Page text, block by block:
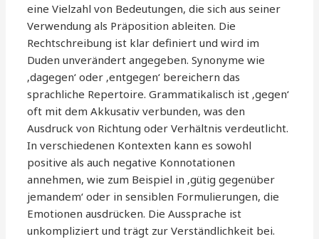
eine Vielzahl von Bedeutungen, die sich aus seiner
Verwendung als Präposition ableiten. Die
Rechtschreibung ist klar definiert und wird im
Duden unverändert angegeben. Synonyme wie
‚dagegen‘ oder ‚entgegen‘ bereichern das
sprachliche Repertoire. Grammatikalisch ist ‚gegen‘
oft mit dem Akkusativ verbunden, was den
Ausdruck von Richtung oder Verhältnis verdeutlicht.
In verschiedenen Kontexten kann es sowohl
positive als auch negative Konnotationen
annehmen, wie zum Beispiel in ‚gütig gegenüber
jemandem‘ oder in sensiblen Formulierungen, die
Emotionen ausdrücken. Die Aussprache ist
unkompliziert und trägt zur Verständlichkeit bei.